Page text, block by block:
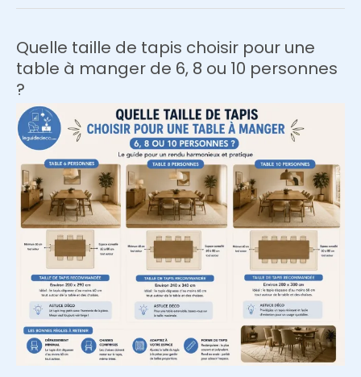
qui
adoucit
et
structure
un
salon
Quelle taille de tapis choisir pour une
table à manger de 6, 8 ou 10 personnes
?